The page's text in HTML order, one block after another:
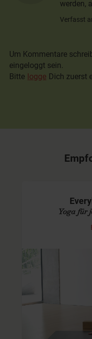
werden,
Verfasst
Um Kommentare
eingeloggt sein.
Bitte logge Dich zuerst
Yoga für
Diese Sequenz
unfassend. Sie gibt
Mit nur knapp 30